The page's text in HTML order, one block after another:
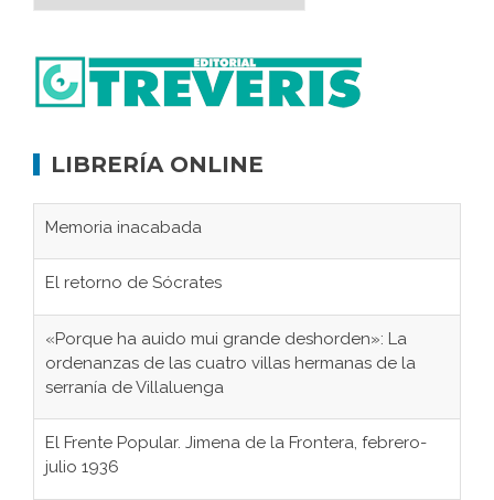
LIBRERÍA ONLINE
Memoria inacabada
El retorno de Sócrates
«Porque ha auido mui grande deshorden»: La
ordenanzas de las cuatro villas hermanas de la
serranía de Villaluenga
El Frente Popular. Jimena de la Frontera, febrero-
julio 1936